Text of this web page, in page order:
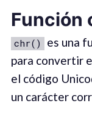
Función
chr()
es una
para convertir
el código
un carácter